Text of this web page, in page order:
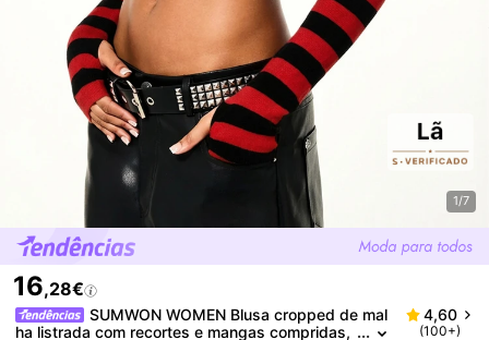
1/7
16,28€
SUMWON WOMEN Blusa cropped de mal
ha listrada com recortes e mangas compridas,
4,60
(100+)